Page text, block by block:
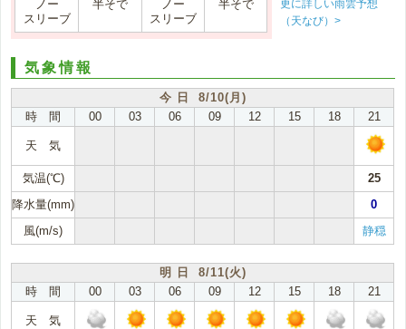
ノー
スリーブ
半そで
ノー
スリーブ
半そで
更に詳しい雨雲予想
（天なび）>
気象情報
今 日 8/10(月)
時 間
00 03 06 09 12 15 18 21
天 気
気温(℃)
25
降水量(mm)
0
風(m/s)
静穏
明 日 8/11(火)
時 間
00 03 06 09 12 15 18 21
天 気